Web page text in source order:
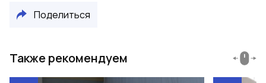
Поделиться
Также рекомендуем